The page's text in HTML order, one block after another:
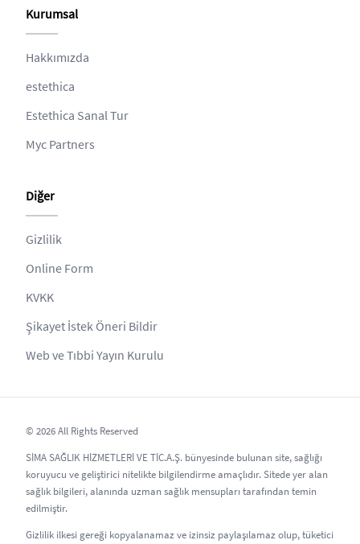
Kurumsal
Hakkımızda
estethica
Estethica Sanal Tur
Myc Partners
Diğer
Gizlilik
Online Form
KVKK
Şikayet İstek Öneri Bildir
Web ve Tıbbi Yayın Kurulu
© 2026 All Rights Reserved
SİMA SAĞLIK HİZMETLERİ VE TİC.A.Ş. bünyesinde bulunan site, sağlığı
koruyucu ve geliştirici nitelikte bilgilendirme amaçlıdır. Sitede yer alan
sağlık bilgileri, alanında uzman sağlık mensupları tarafından temin
edilmiştir.
Gizlilik ilkesi gereği kopyalanamaz ve izinsiz paylaşılamaz olup, tüketici